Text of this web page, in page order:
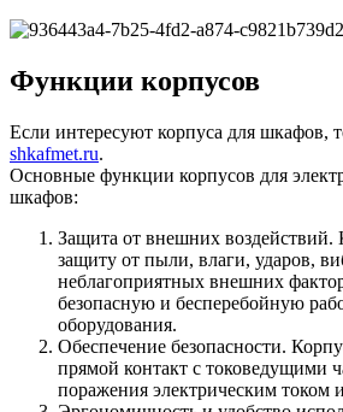
Функции корпусов
Если интересуют корпуса для шкафов,
shkafmet.ru.
Основные функции корпусов для
шкафов:
Защита от внешних воздействий.
защиту от пыли, влаги, ударов,
неблагоприятных внешних
безопасную и бесперебойную
оборудования.
Обеспечение безопасности.
прямой контакт с токоведущими
поражения электрическим током